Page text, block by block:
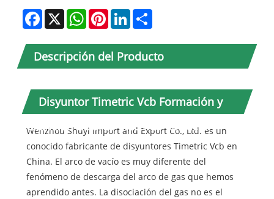
Facebook
X WhatsAppPinterestLinkedIn
Descripción del Producto
Disyuntor Timetric Vcb Formación y
extinción de arco eléctrico en vacío
Wenzhou Shuyi Import and Export Co., Ltd. es un
conocido fabricante de disyuntores Timetric Vcb en
China. El arco de vacío es muy diferente del
fenómeno de descarga del arco de gas que hemos
aprendido antes. La disociación del gas no es el